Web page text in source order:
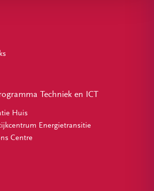
Techniek en ICT
Huis
Energietransitie
Centre